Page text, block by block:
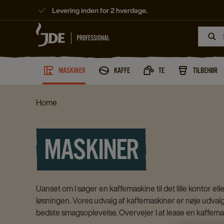
Levering inden for 2 hverdage.
MASKINER KAFFE TE TILBEHØR
Home
MASKINER
Uanset om I søger en kaffemaskine til det lille kontor
løsningen. Vores udvalg af kaffemaskiner er nøje
bedste smagsoplevelse. Overvejer I at lease en